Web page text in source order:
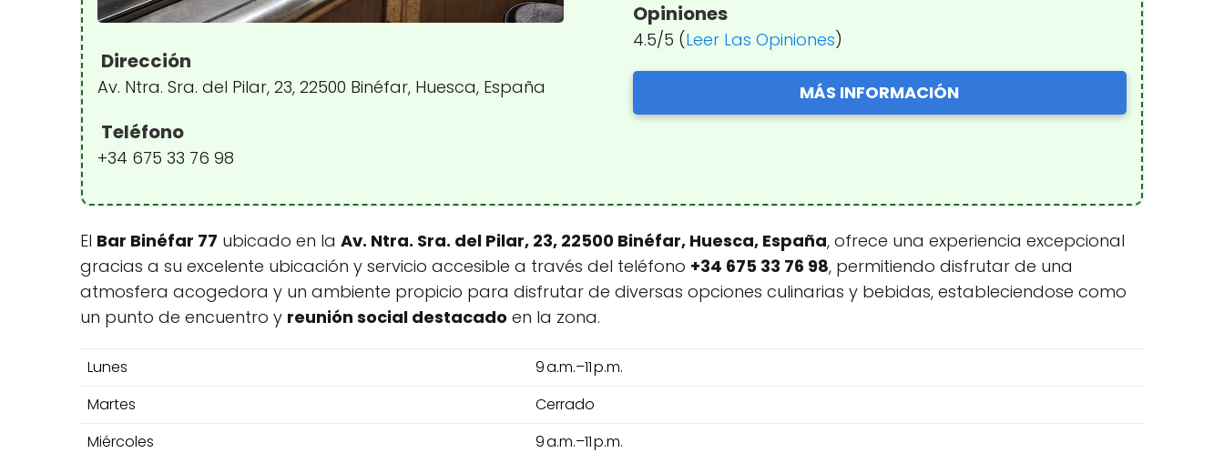
Dirección
Av. Ntra. Sra. del Pilar, 23, 22500 Binéfar, Huesca, España
Teléfono
+34 675 33 76 98
Opiniones
4.5/5 (Leer Las Opiniones)
MÁS INFORMACIÓN
El Bar Binéfar 77 ubicado en la Av. Ntra. Sra. del Pilar, 23, 22500 Binéfar, Huesca, España, ofrece una experiencia excepcional
gracias a su excelente ubicación y servicio accesible a través del teléfono +34 675 33 76 98, permitiendo disfrutar de una
atmosfera acogedora y un ambiente propicio para disfrutar de diversas opciones culinarias y bebidas, estableciendose como
un punto de encuentro y reunión social destacado en la zona.
Lunes
9 a.m.–11 p.m.
Martes
Cerrado
Miércoles
9 a.m.–11 p.m.